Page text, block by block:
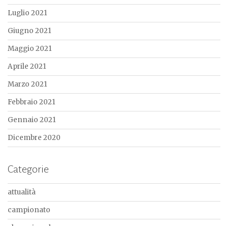
Luglio 2021
Giugno 2021
Maggio 2021
Aprile 2021
Marzo 2021
Febbraio 2021
Gennaio 2021
Dicembre 2020
Categorie
attualità
campionato